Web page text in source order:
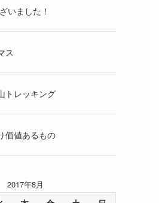
いました！
ス
トレッキング
価値あるもの
2017年8月